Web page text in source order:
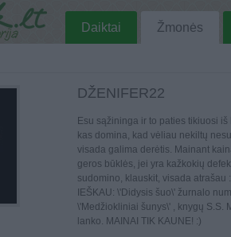
Daiktai Žmonės
DŽENIFER22
Esu sąžininga ir to paties tikiuosi
kas domina, kad vėliau nekiltų
visada galima derėtis. Mainant
geros būklės, jei yra kažkokių
sudomino, klauskit, visada
IEŠKAU: \'Didysis šuo\' žurnalo
\'Medžiokliniai šunys\' , knygų S.S.
lanko. MAINAI TIK KAUNE! :)